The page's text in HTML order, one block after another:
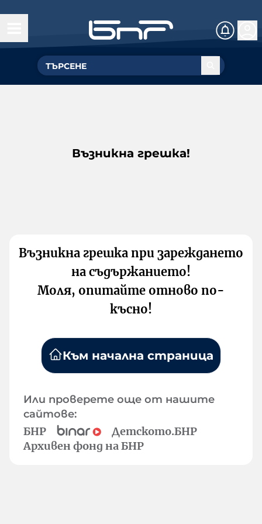
Възникна грешка!
Възникна грешка при зареждането
на съдържанието!
Моля, опитайте отново по-
късно!
Към начална страница
Или проверете още от нашите
сайтове:
БНР
Детското.БНР
Архивен фонд на БНР